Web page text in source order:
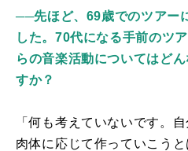
──先ほど、69歳でのツアー
した。70代になる手前のツ
らの音楽活動についてはど
すか？
「何も考えていないです。
肉体に応じて作っていこう